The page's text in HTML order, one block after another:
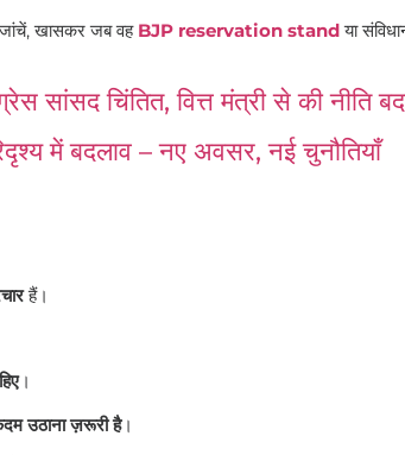
जांचें, खासकर जब वह BJP reservation standया
चिंतित, वित्त मंत्री से की नीति
में बदलाव – नए अवसर, नई चुनौतियाँ
हैं।
।
उठाना ज़रूरी है।